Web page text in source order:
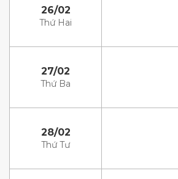
26/02
Thứ Hai
27/02
Thứ Ba
28/02
Thứ Tư